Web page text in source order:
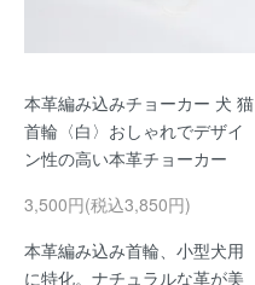
本革編み込みチョーカー 犬 猫
首輪〈白〉おしゃれでデザイ
ン性の高い本革チョーカー
3,500円(税込3,850円)
本革編み込み首輪、小型犬用
に特化。ナチュラルな革が美